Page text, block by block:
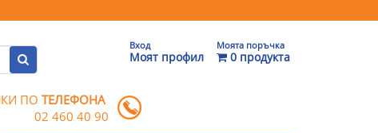
Вход
Моят профил
Моята поръчка
0 продукта
ПОТЕЛЕФОНА
02 460 40 90